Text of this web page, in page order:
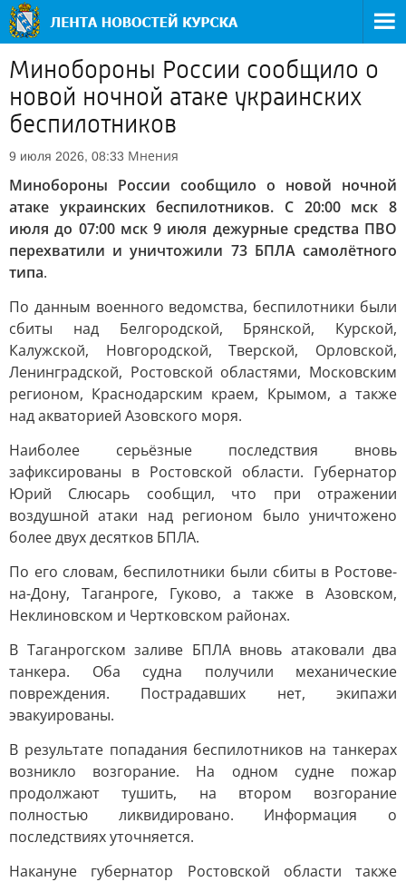
Минобороны России сообщило о
новой ночной атаке украинских
беспилотников
9 июля 2026, 08:33 Мнения
Минобороны России сообщило о новой ночной
атаке украинских беспилотников. С 20:00 мск 8
июля до 07:00 мск 9 июля дежурные средства ПВО
перехватили и уничтожили 73 БПЛА самолётного
типа.
По данным военного ведомства, беспилотники были
сбиты над Белгородской, Брянской, Курской,
Калужской, Новгородской, Тверской, Орловской,
Ленинградской, Ростовской областями, Московским
регионом, Краснодарским краем, Крымом, а также
над акваторией Азовского моря.
Наиболее серьёзные последствия вновь
зафиксированы в Ростовской области. Губернатор
Юрий Слюсарь сообщил, что при отражении
воздушной атаки над регионом было уничтожено
более двух десятков БПЛА.
По его словам, беспилотники были сбиты в Ростове-
на-Дону, Таганроге, Гуково, а также в Азовском,
Неклиновском и Чертковском районах.
В Таганрогском заливе БПЛА вновь атаковали два
танкера. Оба судна получили механические
повреждения. Пострадавших нет, экипажи
эвакуированы.
В результате попадания беспилотников на танкерах
возникло возгорание. На одном судне пожар
продолжают тушить, на втором возгорание
полностью ликвидировано. Информация о
последствиях уточняется.
Накануне губернатор Ростовской области также